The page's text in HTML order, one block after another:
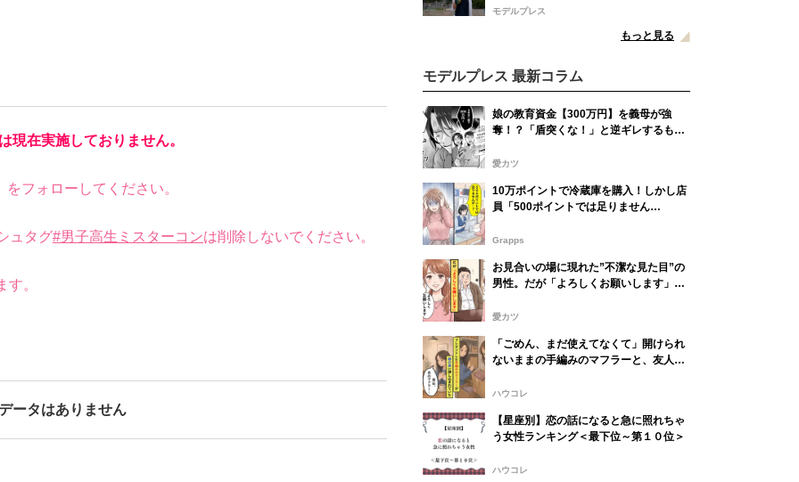
現在実施しておりません。
をフォローしてください。
ュタグ#男子高生ミスターコンは削除しないでください。
。
ータはありません
れぞれの思い出の地へ
モデルプレス
もっと見る
モデルプレス 最新コラム
娘の教育資金【300万円】を義母が強
奪！？「盾突くな！」と逆ギレするも⇒
愛カツ
10万ポイントで冷蔵庫を購入！しかし店
員「500ポイントでは足りません
が引いた話
Grapps
お見合いの場に現れた”不潔な見た目”の
男性。だが「よろしくお願いします」女
愛カツ
「ごめん、まだ使えてなくて」開けられ
ないままの手編みのマフラーと、友人が
ハウコレ
【星座別】恋の話になると急に照れちゃ
う女性ランキング＜最下位～第１０位＞
ハウコレ